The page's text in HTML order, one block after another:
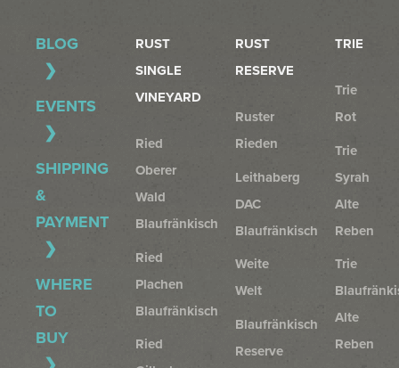
BLOG
EVENTS
SHIPPING
&
PAYMENT
WHERE
TO
BUY
RUST
SINGLE
VINEYARD
Ried
Oberer
Wald
Blaufränkisch
Ried
Plachen
Blaufränkisch
Ried
RUST
RESERVE
Ruster
Rieden
Leithaberg
DAC
Blaufränkisch
Weite
Welt
Blaufränkisch
Reserve
TRIE
Trie
Rot
Trie
Syrah
Alte
Reben
Trie
Alte
Reben